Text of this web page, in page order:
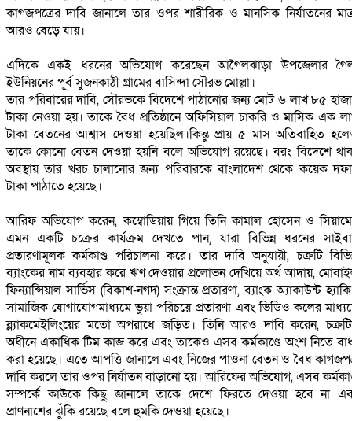
কাগজপত্রের দাবি জানালে তার ওপর শারীরিক ও মানসিক নির্যাতনের
আরও বেড়ে যায়।
‎এদিকে একই ধরনের অভিযোগ করেছেন আগৈলঝাড়া উপজেলার
ইউনিয়নের পূর্ব সুজনকাঠী গ্রামের বাসিন্দা সৌরভ মোল্লা।
‎তার পরিবারের দাবি, সৌরভকে বিদেশে পাঠানোর জন্য মোট ৬ লাখ ৮৫
টাকা নেওয়া হয়। তাকে বৈধ প্রতিষ্ঠানে অফিসিয়াল চাকরি ও মাসিক এক
টাকা বেতনের আশ্বাস দেওয়া হয়েছিল।কিন্তু প্রায় ৫ মাস অতিবাহিত
তাকে কোনো বেতন দেওয়া হয়নি বলে অভিযোগ রয়েছে। বরং বিদেশে
অবস্থায় তার খরচ চালানোর জন্য পরিবারকে বাংলাদেশ থেকে কয়েক
টাকা পাঠাতে হয়েছে।
‎আরিফ অভিযোগ করেন, কম্বোডিয়ায় গিয়ে তিনি কামাল হোসেন ও
এমন একটি চক্রের কার্যক্রম দেখতে পান, যারা বিভিন্ন ধরনের
প্রতারণামূলক কর্মকাণ্ড পরিচালনা করে। তার দাবি অনুযায়ী, চক্রটি
ব্যাংকের নাম ব্যবহার করে ঋণ দেওয়ার প্রলোভন দেখিয়ে অর্থ আদায়,
ফিন্যান্সিয়াল সার্ভিস (বিকাশ-নগদ) সংক্রান্ত প্রতারণা, ব্যাংক অ্যাকাউন্ট
সামাজিক যোগাযোগমাধ্যমে ভুয়া পরিচয়ে প্রতারণা এবং ভিডিও কলের
ব্ল্যাকমেইলিংয়ের মতো অপরাধে জড়িত। তিনি আরও দাবি করেন,
অধীনে একাধিক টিম কাজ করে এবং তাকেও এসব কর্মকাণ্ডে অংশ নিতে
করা হয়েছে। এতে আপত্তি জানালে এবং নিজের পাওনা বেতন ও বৈধ
দাবি করলে তার ওপর নির্যাতন বাড়ানো হয়। আরিফের অভিযোগ, এসব
সম্পর্কে কাউকে কিছু জানালে তাকে দেশে ফিরতে দেওয়া হবে না
প্রাণনাশের ঝুঁকি রয়েছে বলে হুমকি দেওয়া হয়েছে।